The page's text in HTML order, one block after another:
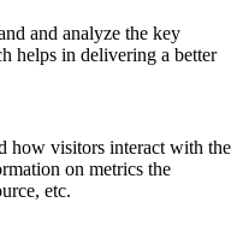
and analyze the key
helps in delivering a better
how visitors interact with the
on metrics the
etc.